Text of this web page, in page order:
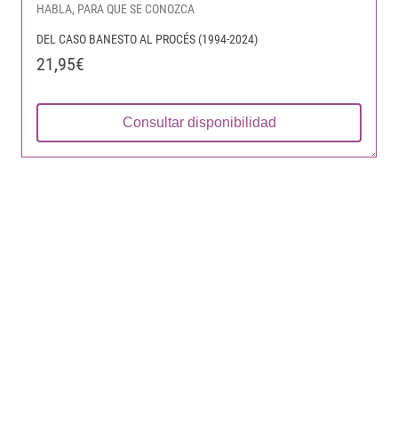
HABLA, PARA QUE SE CONOZCA
DEL CASO BANESTO AL PROCÉS (1994-2024)
21,95€
Consultar disponibilidad